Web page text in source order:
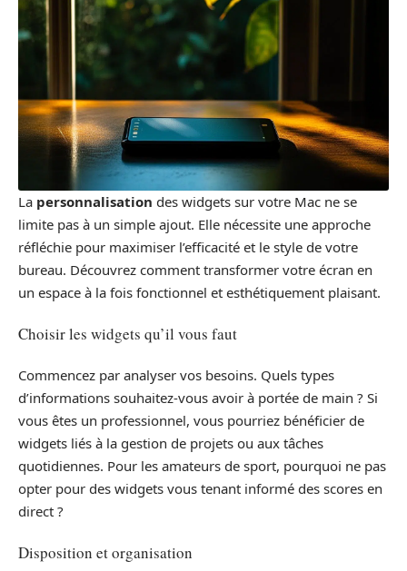
La personnalisation des widgets sur votre Mac ne se
limite pas à un simple ajout. Elle nécessite une approche
réfléchie pour maximiser l’efficacité et le style de votre
bureau. Découvrez comment transformer votre écran en
un espace à la fois fonctionnel et esthétiquement plaisant.
Choisir les widgets qu’il vous faut
Commencez par analyser vos besoins. Quels types
d’informations souhaitez-vous avoir à portée de main ? Si
vous êtes un professionnel, vous pourriez bénéficier de
widgets liés à la gestion de projets ou aux tâches
quotidiennes. Pour les amateurs de sport, pourquoi ne pas
opter pour des widgets vous tenant informé des scores en
direct ?
Disposition et organisation